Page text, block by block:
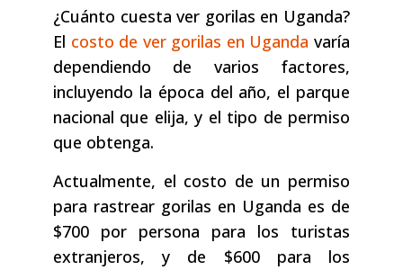
¿Cuánto cuesta ver gorilas en Uganda?
El costo de ver gorilas en Uganda varía
dependiendo de varios factores,
incluyendo la época del año, el parque
nacional que elija, y el tipo de permiso
que obtenga.
Actualmente, el costo de un permiso
para rastrear gorilas en Uganda es de
$700 por persona para los turistas
extranjeros, y de $600 para los